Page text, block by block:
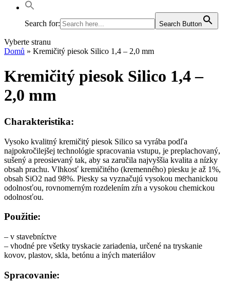
Search for: Search Button
Vyberte stranu
Domů » Kremičitý piesok Silico 1,4 – 2,0 mm
Kremičitý piesok Silico 1,4 –
2,0 mm
Charakteristika:
Vysoko kvalitný kremičitý piesok Silico sa vyrába podľa
najpokročilejšej technológie spracovania vstupu, je preplachovaný,
sušený a preosievaný tak, aby sa zaručila najvyššia kvalita a nízky
obsah prachu. Vlhkosť kremičitého (kremenného) piesku je až 1%,
obsah SiO2 nad 98%. Piesky sa vyznačujú vysokou mechanickou
odolnosťou, rovnomerným rozdelením zŕn a vysokou chemickou
odolnosťou.
Použitie:
– v stavebníctve
– vhodné pre všetky tryskacie zariadenia, určené na tryskanie
kovov, plastov, skla, betónu a iných materiálov
Spracovanie: